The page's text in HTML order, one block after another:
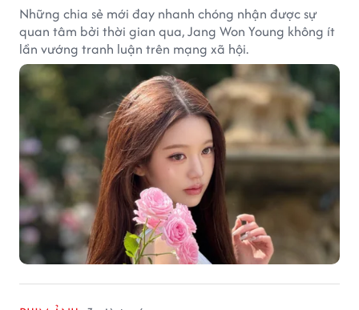
Những chia sẻ mới đay nhanh chóng nhận được sự
quan tâm bởi thời gian qua, Jang Won Young không ít
lần vướng tranh luận trên mạng xã hội.